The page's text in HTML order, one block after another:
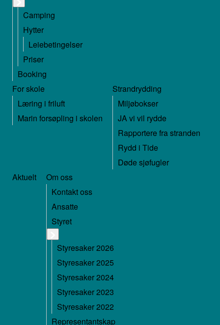
Camping
Hytter
Leiebetingelser
Priser
Booking
For skole
Læring i friluft
Marin forsøpling i skolen
Strandrydding
Miljøbokser
JA vi vil rydde
Rapportere fra stranden
Rydd i Tide
Døde sjøfugler
Aktuelt
Om oss
Kontakt oss
Ansatte
Styret
Styresaker 2026
Styresaker 2025
Styresaker 2024
Styresaker 2023
Styresaker 2022
Representantskap